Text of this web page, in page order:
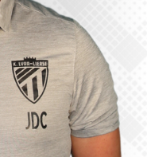
VACATURES
CONTACTEER ONS